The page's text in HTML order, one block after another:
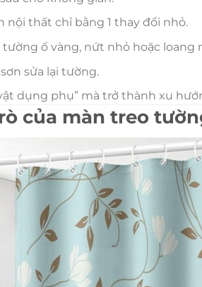
nội thất chỉ bằng 1 thay đổi nhỏ.
ố vàng, nứt nhỏ hoặc loang
sửa lại tường.
dụng phụ” mà trở thành xu
của màn treo